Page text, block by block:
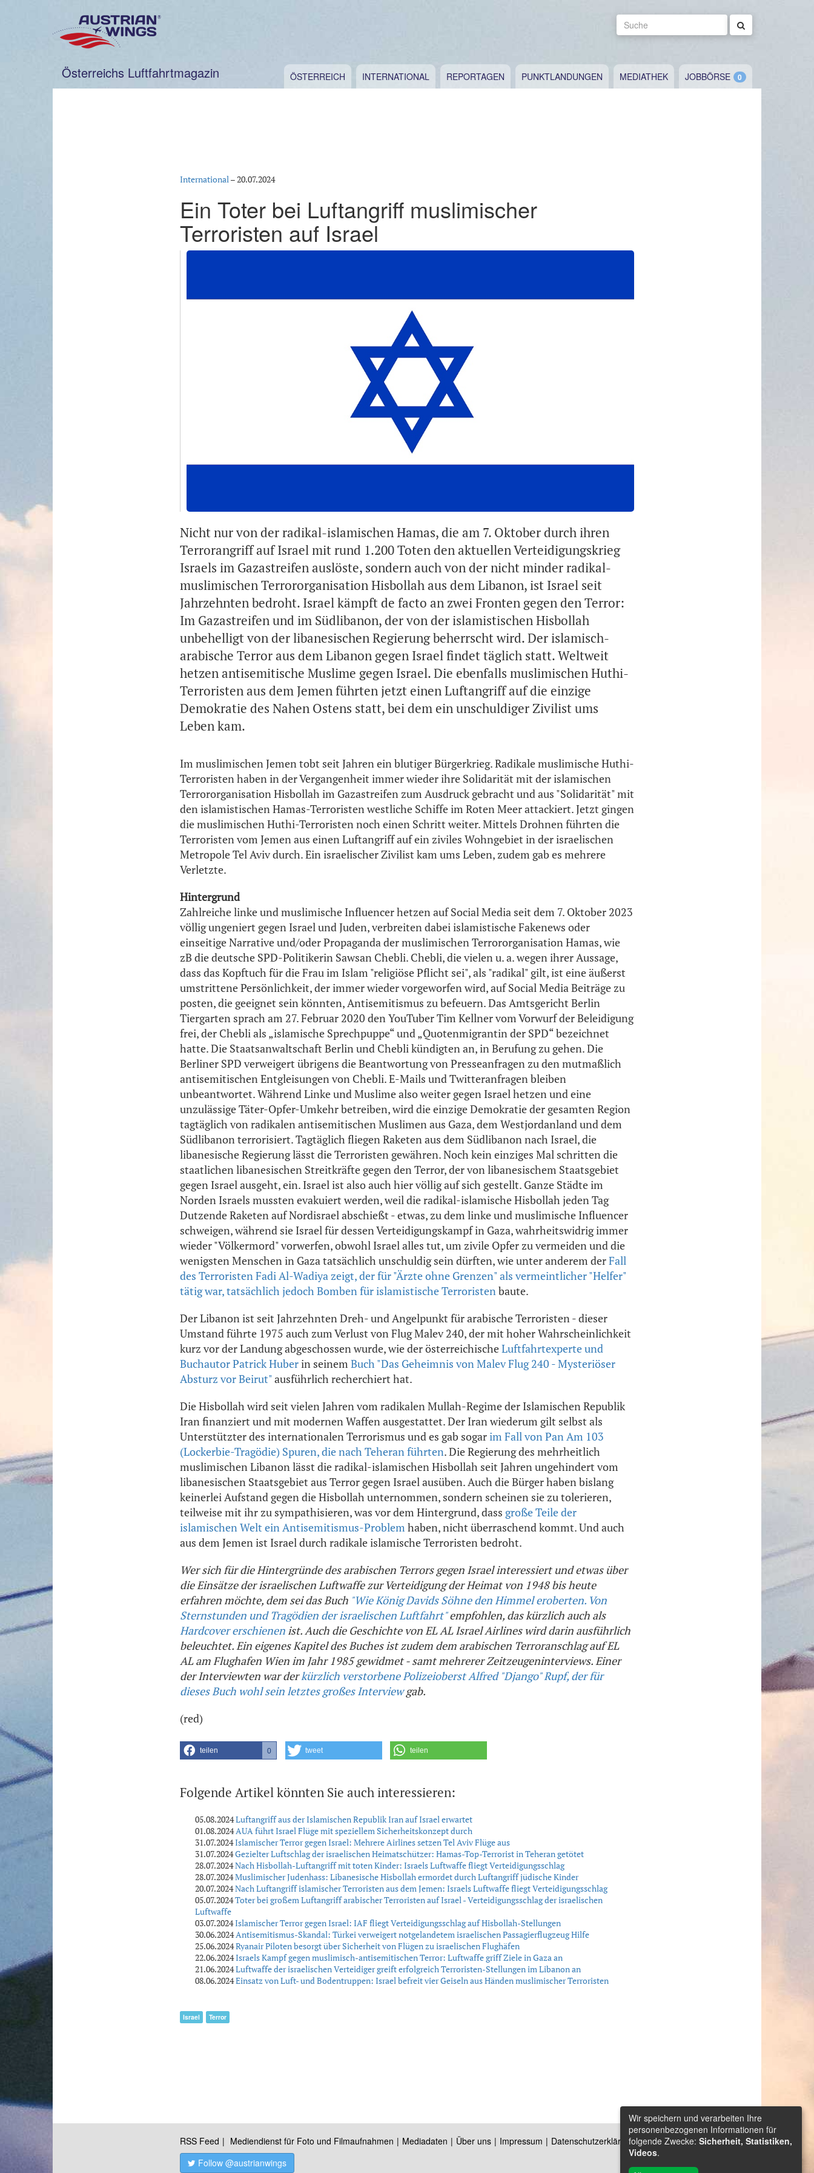
Suche
Österreichs Luftfahrtmagazin ÖSTERREICH INTERNATIONAL REPORTAGEN PUNKTLANDUNGEN MEDIATHEK JOBBÖRSE
International–20.07.2024
Ein Toter bei Luftangriff muslimischer
Terroristen auf Israel
Nicht nur von der radikal-islamischen Hamas, die am 7. Oktober durch ihren
Terrorangriff auf Israel mit rund 1.200 Toten den aktuellen Verteidigungskrieg
Israels im Gazastreifen auslöste, sondern auch von der nicht minder radikal-
muslimischen Terrororganisation Hisbollah aus dem Libanon, ist Israel seit
Jahrzehnten bedroht. Israel kämpft de facto an zwei Fronten gegen den Terror:
Im Gazastreifen und im Südlibanon, der von der islamistischen Hisbollah
unbehelligt von der libanesischen Regierung beherrscht wird. Der islamisch-
arabische Terror aus dem Libanon gegen Israel findet täglich statt. Weltweit
hetzen antisemitische Muslime gegen Israel. Die ebenfalls muslimischen Huthi-
Terroristen aus dem Jemen führten jetzt einen Luftangriff auf die einzige
Demokratie des Nahen Ostens statt, bei dem ein unschuldiger Zivilist ums
Leben kam.
Im muslimischen Jemen tobt seit Jahren ein blutiger Bürgerkrieg. Radikale muslimische Huthi-
Terroristen haben in der Vergangenheit immer wieder ihre Solidarität mit der islamischen
Terrororganisation Hisbollah im Gazastreifen zum Ausdruck gebracht und aus "Solidarität" mit
den islamistischen Hamas-Terroristen westliche Schiffe im Roten Meer attackiert. Jetzt gingen
die muslimischen Huthi-Terroristen noch einen Schritt weiter. Mittels Drohnen führten die
Terroristen vom Jemen aus einen Luftangriff auf ein ziviles Wohngebiet in der israelischen
Metropole Tel Aviv durch. Ein israelischer Zivilist kam ums Leben, zudem gab es mehrere
Verletzte.
Hintergrund
Zahlreiche linke und muslimische Influencer hetzen auf Social Media seit dem 7. Oktober 2023
völlig ungeniert gegen Israel und Juden, verbreiten dabei islamistische Fakenews oder
einseitige Narrative und/oder Propaganda der muslimischen Terrororganisation Hamas, wie
zB die deutsche SPD-Politikerin Sawsan Chebli. Chebli, die vielen u. a. wegen ihrer Aussage,
dass das Kopftuch für die Frau im Islam "religiöse Pflicht sei", als "radikal" gilt, ist eine äußerst
umstrittene Persönlichkeit, der immer wieder vorgeworfen wird, auf Social Media Beiträge zu
posten, die geeignet sein könnten, Antisemitismus zu befeuern. Das Amtsgericht Berlin
Tiergarten sprach am 27. Februar 2020 den YouTuber Tim Kellner vom Vorwurf der Beleidigung
frei, der Chebli als „islamische Sprechpuppe“ und „Quotenmigrantin der SPD“ bezeichnet
hatte. Die Staatsanwaltschaft Berlin und Chebli kündigten an, in Berufung zu gehen. Die
Berliner SPD verweigert übrigens die Beantwortung von Presseanfragen zu den mutmaßlich
antisemitischen Entgleisungen von Chebli. E-Mails und Twitteranfragen bleiben
unbeantwortet. Während Linke und Muslime also weiter gegen Israel hetzen und eine
unzulässige Täter-Opfer-Umkehr betreiben, wird die einzige Demokratie der gesamten Region
tagtäglich von radikalen antisemitischen Muslimen aus Gaza, dem Westjordanland und dem
Südlibanon terrorisiert. Tagtäglich fliegen Raketen aus dem Südlibanon nach Israel, die
libanesische Regierung lässt die Terroristen gewähren. Noch kein einziges Mal schritten die
staatlichen libanesischen Streitkräfte gegen den Terror, der von libanesischem Staatsgebiet
gegen Israel ausgeht, ein. Israel ist also auch hier völlig auf sich gestellt. Ganze Städte im
Norden Israels mussten evakuiert werden, weil die radikal-islamische Hisbollah jeden Tag
Dutzende Raketen auf Nordisrael abschießt - etwas, zu dem linke und muslimische Influencer
schweigen, während sie Israel für dessen Verteidigungskampf in Gaza, wahrheitswidrig immer
wieder "Völkermord" vorwerfen, obwohl Israel alles tut, um zivile Opfer zu vermeiden und die
wenigsten Menschen in Gaza tatsächlich unschuldig sein dürften, wie unter anderem derFall
des Terroristen Fadi Al-Wadiya zeigt, der für "Ärzte ohne Grenzen" als vermeintlicher "Helfer"
tätig war, tatsächlich jedoch Bomben für islamistische Terroristenbaute.
Der Libanon ist seit Jahrzehnten Dreh- und Angelpunkt für arabische Terroristen - dieser
Umstand führte 1975 auch zum Verlust von Flug Malev 240, der mit hoher Wahrscheinlichkeit
kurz vor der Landung abgeschossen wurde, wie der österreichischeLuftfahrtexperte und
Buchautor Patrick Huberin seinem Buch "Das Geheimnis von Malev Flug 240 - Mysteriöser
Absturz vor Beirut"ausführlich recherchiert hat.
Die Hisbollah wird seit vielen Jahren vom radikalen Mullah-Regime der Islamischen Republik
Iran finanziert und mit modernen Waffen ausgestattet. Der Iran wiederum gilt selbst als
Unterstützter des internationalen Terrorismus und es gab sogarim Fall von Pan Am 103
(Lockerbie-Tragödie) Spuren, die nach Teheran führten. Die Regierung des mehrheitlich
muslimischen Libanon lässt die radikal-islamischen Hisbollah seit Jahren ungehindert vom
libanesischen Staatsgebiet aus Terror gegen Israel ausüben. Auch die Bürger haben bislang
keinerlei Aufstand gegen die Hisbollah unternommen, sondern scheinen sie zu tolerieren,
teilweise mit ihr zu sympathisieren, was vor dem Hintergrund, dass große Teile der
islamischen Welt ein Antisemitismus-Problem haben, nicht überraschend kommt. Und auch
aus dem Jemen ist Israel durch radikale islamische Terroristen bedroht.
Wer sich für die Hintergründe des arabischen Terrors gegen Israel interessiert und etwas über
die Einsätze der israelischen Luftwaffe zur Verteidigung der Heimat von 1948 bis heute
erfahren möchte, dem sei das Buch "Wie König Davids Söhne den Himmel eroberten. Von
Sternstunden und Tragödien der israelischen Luftfahrt"empfohlen, das kürzlich auch als
Hardcover erschienen ist. Auch die Geschichte von EL AL Israel Airlines wird darin ausführlich
beleuchtet. Ein eigenes Kapitel des Buches ist zudem dem arabischen Terroranschlag auf EL
AL am Flughafen Wien im Jahr 1985 gewidmet - samt mehrerer Zeitzeugeninterviews. Einer
der Interviewten war derkürzlich verstorbene Polizeioberst Alfred "Django" Rupf, der für
dieses Buch wohl sein letztes großes Interviewgab.
(red)
teilen 0 tweet teilen
Folgende Artikel könnten Sie auch interessieren:
05.08.2024Luftangriff aus der Islamischen Republik Iran auf Israel erwartet
01.08.2024AUA führt Israel Flüge mit speziellem Sicherheitskonzept durch
31.07.2024Islamischer Terror gegen Israel: Mehrere Airlines setzen Tel Aviv Flüge aus
31.07.2024Gezielter Luftschlag der israelischen Heimatschützer: Hamas-Top-Terrorist in Teheran getötet
28.07.2024Nach Hisbollah-Luftangriff mit toten Kinder: Israels Luftwaffe fliegt Verteidigungsschlag
28.07.2024Muslimischer Judenhass: Libanesische Hisbollah ermordet durch Luftangriff jüdische Kinder
20.07.2024Nach Luftangriff islamischer Terroristen aus dem Jemen: Israels Luftwaffe fliegt Verteidigungsschlag
05.07.2024Toter bei großem Luftangriff arabischer Terroristen auf Israel - Verteidigungsschlag der israelischen
Luftwaffe
03.07.2024Islamischer Terror gegen Israel: IAF fliegt Verteidigungsschlag auf Hisbollah-Stellungen
30.06.2024Antisemitismus-Skandal: Türkei verweigert notgelandetem israelischen Passagierflugzeug Hilfe
25.06.2024Ryanair Piloten besorgt über Sicherheit von Flügen zu israelischen Flughäfen
22.06.2024Israels Kampf gegen muslimisch-antisemitischen Terror: Luftwaffe griff Ziele in Gaza an
21.06.2024Luftwaffe der israelischen Verteidiger greift erfolgreich Terroristen-Stellungen im Libanon an
08.06.2024Einsatz von Luft- und Bodentruppen: Israel befreit vier Geiseln aus Händen muslimischer Terroristen
Israel Terror
RSS Feed Mediendienst für Foto und Filmaufnahmen Mediadaten Über uns Impressum Datenschutzerklärung
Kontakt
Follow @austrianwings
Wir speichern und verarbeiten Ihre
personenbezogenen Informationen für
folgende Zwecke: Sicherheit, Statistiken,
Videos.